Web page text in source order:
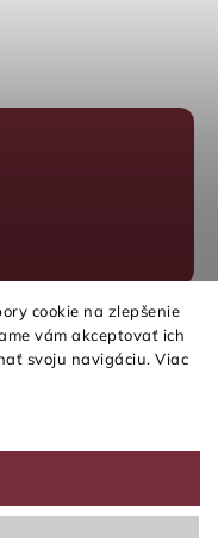
cookie na zlepšenie
vám akceptovať ich
svoju navigáciu. Viac
práva vyhradené.